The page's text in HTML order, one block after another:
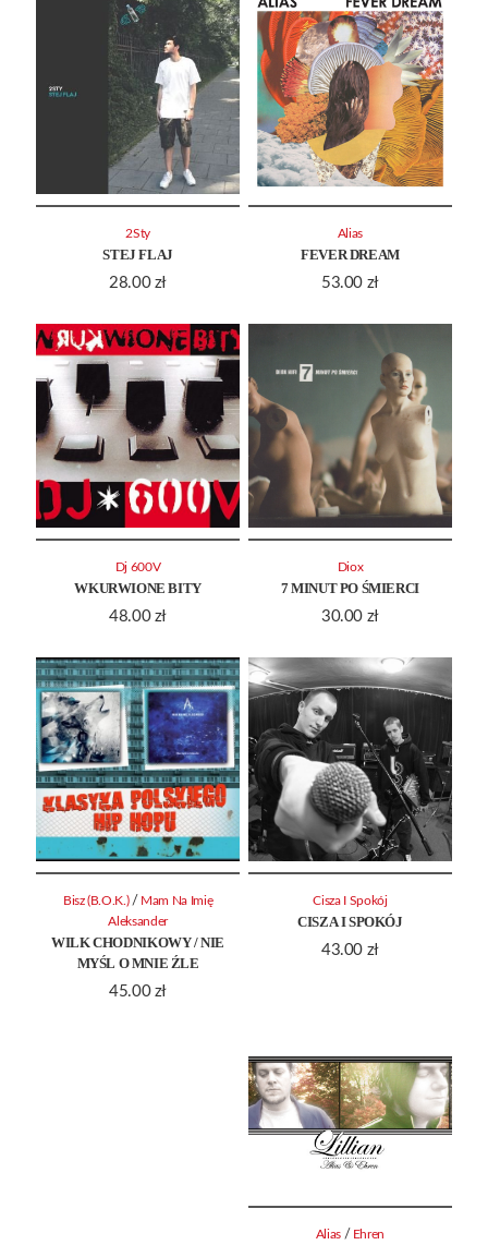
STEJ FLAJ
28.00 zł
2Sty
FEVER DREAM
53.00 zł
Alias
WKURWIONE BITY
48.00 zł
Dj 600V
7 MINUT PO ŚMIERCI
30.00 zł
Diox
WILK CHODNIKOWY / NIE
MYŚL O MNIE ŹLE
45.00 zł
Bisz (B.O.K.) / Mam Na Imię
Aleksander
CISZA I SPOKÓJ
43.00 zł
Cisza I Spokój
Alias / Ehren